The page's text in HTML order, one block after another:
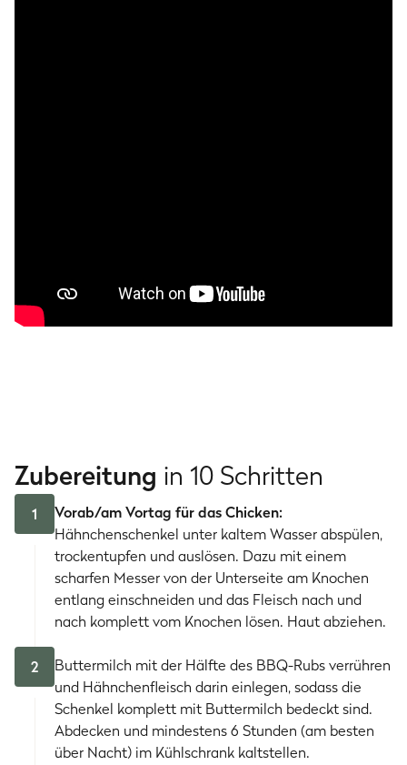
Zubereitung in 10 Schritten
1
Vorab/am Vortag für das Chicken:
Hähnchenschenkel unter kaltem Wasser abspülen,
trockentupfen und auslösen. Dazu mit einem
scharfen Messer von der Unterseite am Knochen
entlang einschneiden und das Fleisch nach und
nach komplett vom Knochen lösen. Haut abziehen.
2
Buttermilch mit der Hälfte des BBQ-Rubs verrühren
und Hähnchenfleisch darin einlegen, sodass die
Schenkel komplett mit Buttermilch bedeckt sind.
Abdecken und mindestens 6 Stunden (am besten
über Nacht) im Kühlschrank kaltstellen.